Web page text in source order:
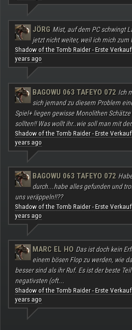
JÖRG Mist, auf dem PC schwingt
jetzt nicht weiter, weil ich mich zum
Shadow of the Tomb Raider - Erste
years ago
BAGOWU 063 TAFEYO 072 Ich
sich jemand zu diesem Problem
Spiel+ liegen gewisse Monolithen
sollten!! Was wollt ihr..wie soll man mit
Shadow of the Tomb Raider - Erste
years ago
BAGOWU 063 TAFEYO 072
durch...habe alles gefunden und
uns veräppeln!!??
Shadow of the Tomb Raider - Erste
years ago
MARC EL HO Das ist doch kein
einem bösen Flop zu werden, wie
besser sind als ihr Ruf. Es ist der beste
negativsten (oft...
Shadow of the Tomb Raider - Erste
years ago